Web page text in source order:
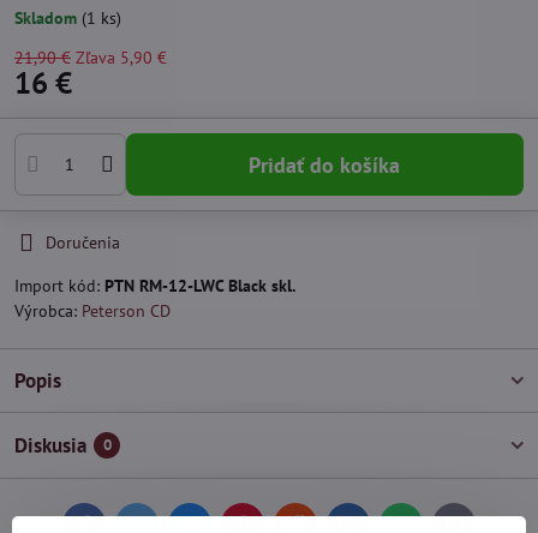
Skladom (1 ks)
21,90 € Zľava 5,90 €
16 €
Pridať do košíka
Doručenia
Import kód: PTN RM-12-LWC Black skl.
Výrobca: Peterson CD
Popis
Diskusia 0